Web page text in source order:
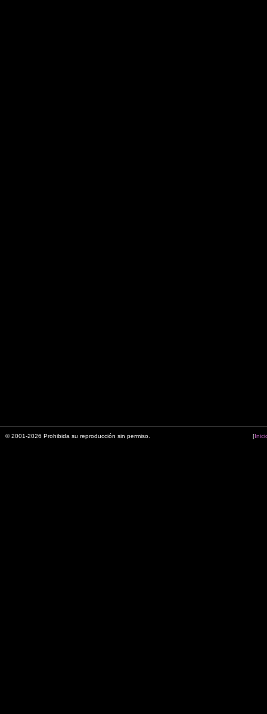
© 2001-2026 Prohibida su reproducción sin permiso. [